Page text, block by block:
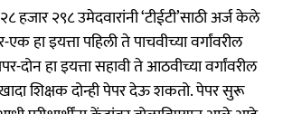
हजार २९८ उमेदवारांनी ‘टीईटी’साठी अर्ज केले
हा इयत्ता पहिली ते पाचवीच्या वर्गांवरील
दोन हा इयत्ता सहावी ते आठवीच्या वर्गांवरील
शिक्षक दोन्ही पेपर देऊ शकतो. पेपर सुरू